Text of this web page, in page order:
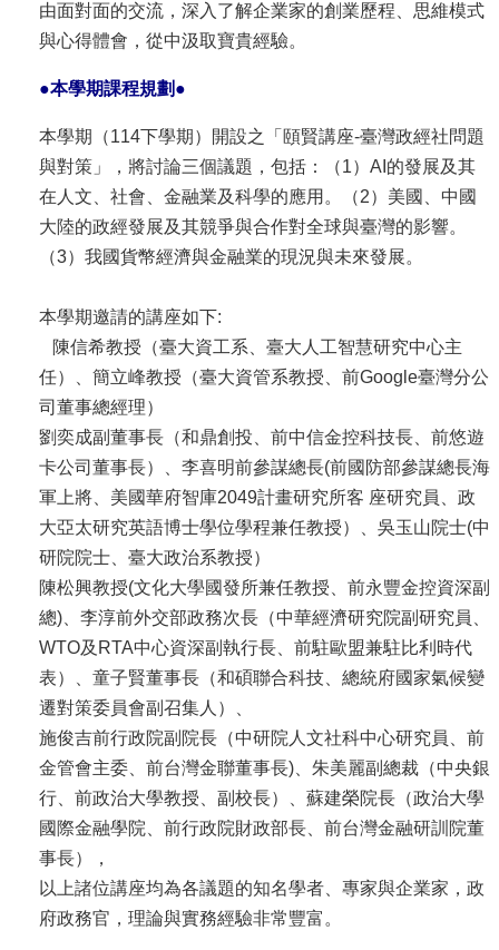
由面對面的交流，深入了解企業家的創業歷程、思維模式
與心得體會，從中汲取寶貴經驗。
●本學期課程規劃 ●
本學期（114下學期）開設之「頤賢講座-臺灣政經社問題
與對策」，將討論三個議題，包括：（1）AI的發展及其
在人文、社會、金融業及科學的應用。（2）美國、中國
大陸的政經發展及其競爭與合作對全球與臺灣的影響。
（3）我國貨幣經濟與金融業的現況與未來發展。
本學期邀請的講座如下:
陳信希教授（臺大資工系、臺大人工智慧研究中心主
任）、簡立峰教授（臺大資管系教授、前Google臺灣分公
司董事總經理）
劉奕成副董事長（和鼎創投、前中信金控科技長、前悠遊
卡公司董事長）、李喜明前參謀總長(前國防部參謀總長海
軍上將、美國華府智庫2049計畫研究所客 座研究員、政
大亞太研究英語博士學位學程兼任教授）、吳玉山院士(中
研院院士、臺大政治系教授）
陳松興教授(文化大學國發所兼任教授、前永豐金控資深副
總)、李淳前外交部政務次長（中華經濟研究院副研究員、
WTO及RTA中心資深副執行長、前駐歐盟兼駐比利時代
表）、童子賢董事長（和碩聯合科技、總統府國家氣候變
遷對策委員會副召集人）、
施俊吉前行政院副院長（中研院人文社科中心研究員、前
金管會主委、前台灣金聯董事長)、朱美麗副總裁（中央銀
行、前政治大學教授、副校長）、蘇建榮院長（政治大學
國際金融學院、前行政院財政部長、前台灣金融研訓院董
事長），
以上諸位講座均為各議題的知名學者、專家與企業家，政
府政務官，理論與實務經驗非常豐富。